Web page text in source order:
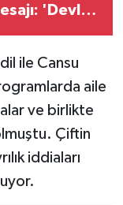
'Devlet
ile Cansu
aile
ve birlikte
Çiftin
iddiaları